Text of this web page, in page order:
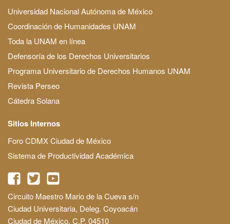
Universidad Nacional Autónoma de México
Coordinación de Humanidades UNAM
Toda la UNAM en línea
Defensoría de los Derechos Universitarios
Programa Universitario de Derechos Humanos UNAM
Revista Perseo
Cátedra Solana
Sitios Internos
Foro CDMX Ciudad de México
Sistema de Productividad Académica
Circuito Maestro Mario de la Cueva s/n
Ciudad Universitaria, Deleg. Coyoacán
Ciudad de México, C.P. 04510